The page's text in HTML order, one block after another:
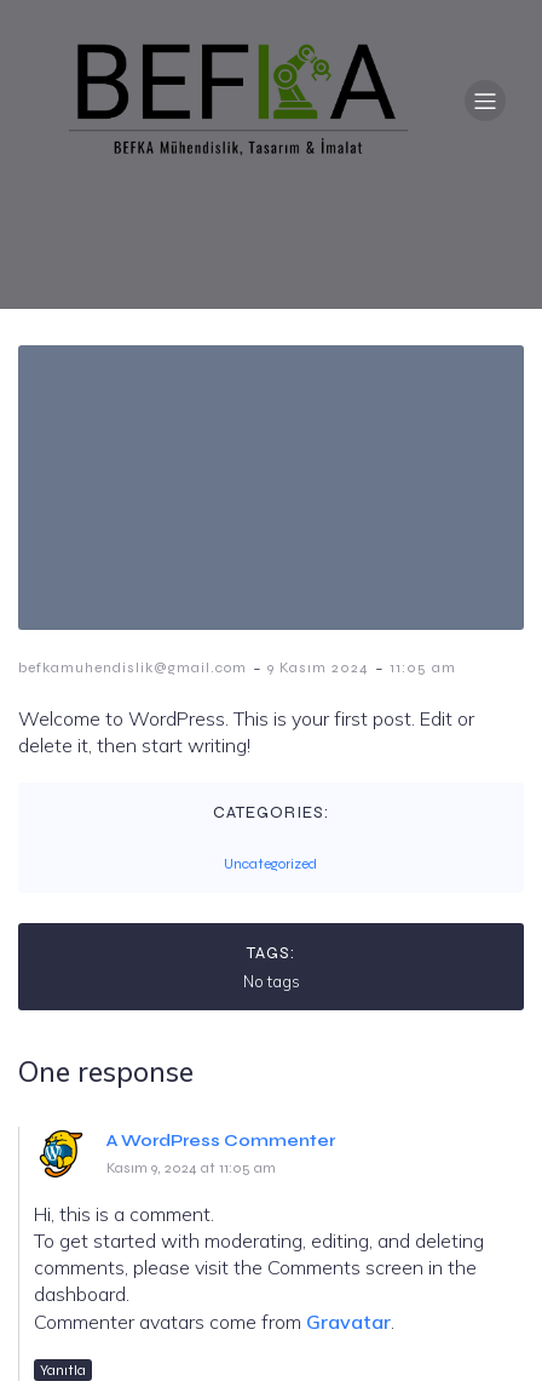
befkamuhendislik@gmail.com - 9 Kasım 2024 - 11:05 am
Welcome to WordPress. This is your first post. Edit or
delete it, then start writing!
CATEGORIES:
Uncategorized
TAGS:
No tags
One response
A WordPress Commenter
Kasım 9, 2024 at 11:05 am
Hi, this is a comment.
To get started with moderating, editing, and deleting
comments, please visit the Comments screen in the
dashboard.
Commenter avatars come from Gravatar
Yanıtla